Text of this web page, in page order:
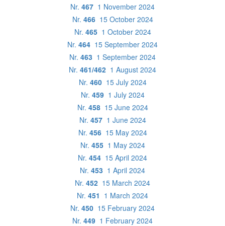
Nr. 467 1 November 2024
Nr. 46615 October 2024
Nr. 4651 October 2024
Nr. 464 15 September 2024
Nr. 463 1 September 2024
Nr. 461/462 1 August 2024
Nr. 46015 July 2024
Nr. 4591 July 2024
Nr. 45815 June 2024
Nr. 4571 June 2024
Nr. 45615 May 2024
Nr. 4551 May 2024
Nr. 454 15 April 2024
Nr. 453 1 April 2024
Nr. 452 15 March 2024
Nr. 451 1 March 2024
Nr. 450 15 February 2024
Nr. 449 1 February 2024